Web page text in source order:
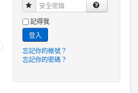
安全密鑰
記得我
登入
忘記你的帳號？
忘記你的密碼？